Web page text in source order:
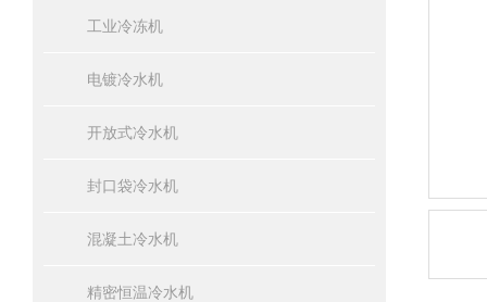
工业冷冻机
电镀冷水机
开放式冷水机
封口袋冷水机
混凝土冷水机
精密恒温冷水机